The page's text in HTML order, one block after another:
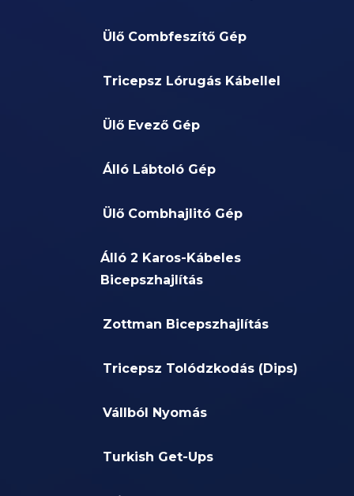
Ülő Combfeszítő Gép
Tricepsz Lórugás Kábellel
Ülő Evező Gép
Álló Lábtoló Gép
Ülő Combhajlitó Gép
Álló 2 Karos-Kábeles
Bicepszhajlítás
Zottman Bicepszhajlítás
Tricepsz Tolódzkodás (Dips)
Vállból Nyomás
Turkish Get-Ups